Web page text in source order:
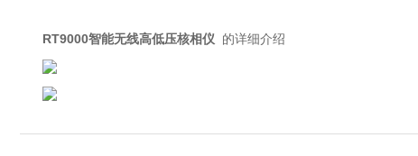
RT9000智能无线高低压核相仪 的详细介绍